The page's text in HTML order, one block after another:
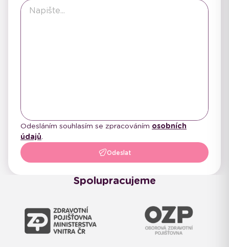
Odesláním souhlasím se zpracováním osobních
údajů.
Odeslat
Spolupracujeme